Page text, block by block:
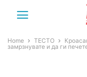
Home ТЕСТО
замрзнувате и да ги